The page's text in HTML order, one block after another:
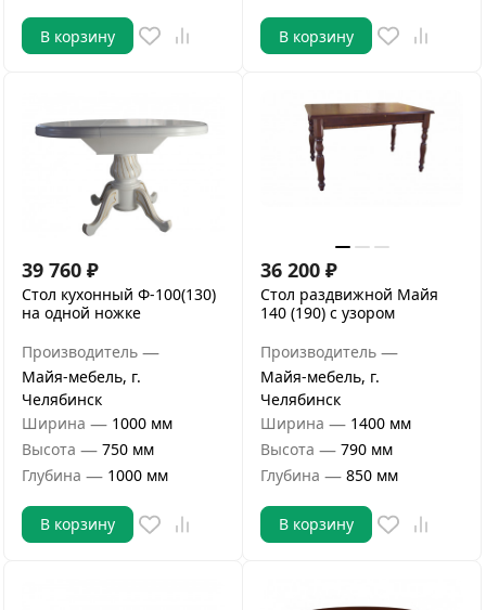
В корзину В корзину
39 760 ₽
Стол кухонный Ф-100(130)
на одной ножке
Производитель —
Майя-мебель, г.
Челябинск
Ширина — 1000 мм
Высота — 750 мм
Глубина — 1000 мм
В корзину
36 200 ₽
Стол раздвижной Майя
140 (190) с узором
Производитель —
Майя-мебель, г.
Челябинск
Ширина — 1400 мм
Высота — 790 мм
Глубина — 850 мм
В корзину